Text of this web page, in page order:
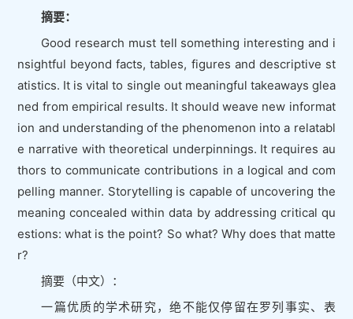
摘要：
Good research must tell something interesting and i
nsightful beyond facts, tables, figures and descriptive st
atistics. It is vital to single out meaningful takeaways glea
ned from empirical results. It should weave new informat
ion and understanding of the phenomenon into a relatabl
e narrative with theoretical underpinnings. It requires au
thors to communicate contributions in a logical and com
pelling manner. Storytelling is capable of uncovering the
meaning concealed within data by addressing critical qu
estions: what is the point? So what? Why does that matte
r?
摘要（中文）：
一篇优质的学术研究，绝不能仅停留在罗列事实、表